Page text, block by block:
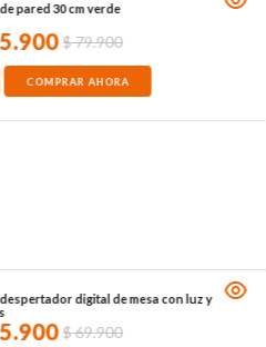
pared 30 cm verde
.900 $79.900
COMPRAR AHORA
digital de mesa con luz y
.900 $69.900